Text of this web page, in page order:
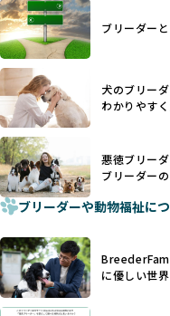
さらに、書類審査のみで
際の飼育環境やブリー
す。こうしたサイトでは
あり、実際の現場や日々
利優先の「悪徳ブリー
す。
BreederFamiliesでは、
ーダー」のみを紹介する
設け、ブリーダーの理
ています。
一部の営利優先のブリー
えずに大量繁殖が行われ
が見られます。さらに
たり、栄養のない食事を
いなど、ワンちゃんの健
くありません。
日本ではいまだ行われる
優良ブリーダーは動物福
を大切にするため断尾・
一方、営利優先ブリー
ことを理由に断尾や断
で処置するケースも見受
「耳やしっぽを切らない
犬種ごとに異なる健康リ
適切に対応するためには
せん。現在、犬種は200
たとえば、パグは呼吸器
ドール・レトリバーに
す。このような犬種ごと
できるかどうかは、ブリ
ブリーダー
犬のブリー
わかりやす
悪徳ブリー
ブリーダー
ブリーダーや動物福祉に
に優しい世